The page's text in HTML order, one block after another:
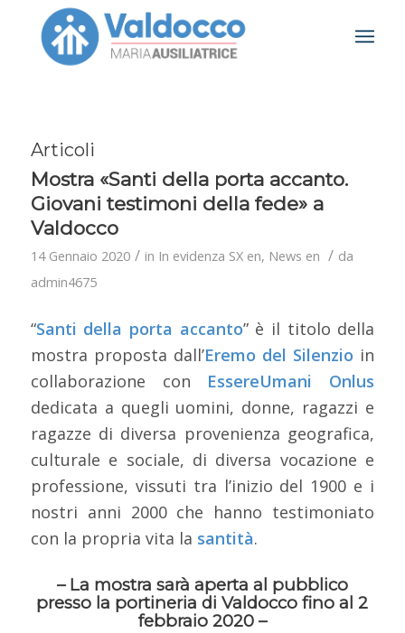
Articoli
Mostra «Santi della porta accanto.
Giovani testimoni della fede» a
Valdocco
14 Gennaio 2020 / in In evidenza SX en, News en / da
admin4675
“Santi della porta accanto” è il titolo della
mostra proposta dall’Eremo del Silenzio in
collaborazione con EssereUmani Onlus
dedicata a quegli uomini, donne, ragazzi e
ragazze di diversa provenienza geografica,
culturale e sociale, di diversa vocazione e
professione, vissuti tra l’inizio del 1900 e i
nostri anni 2000 che hanno testimoniato
con la propria vita la santità.
– La mostra sarà aperta al pubblico
presso la portineria di Valdocco fino al2
febbraio 2020 –